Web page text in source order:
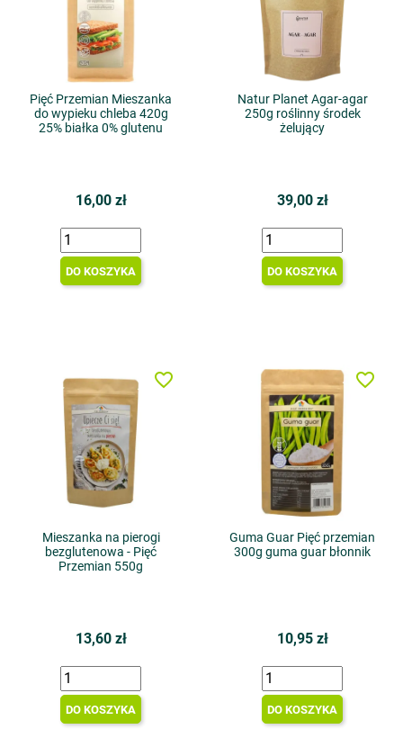
Pięć Przemian Mieszanka
do wypieku chleba 420g
25% białka 0% glutenu
16,00 zł
DO KOSZYKA
Natur Planet Agar-agar
250g roślinny środek
żelujący
39,00 zł
DO KOSZYKA
Mieszanka na pierogi
bezglutenowa - Pięć
Przemian 550g
13,60 zł
DO KOSZYKA
favorite_border
Guma Guar Pięć przemian
300g guma guar błonnik
10,95 zł
DO KOSZYKA
favorite_border